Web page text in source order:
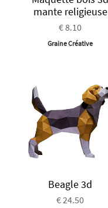
mante religieuse
€ 8.10
Graine Créative
Beagle 3d
€ 24.50